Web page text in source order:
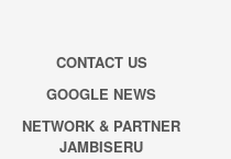
CONTACT US
GOOGLE NEWS
NETWORK & PARTNER
JAMBISERU